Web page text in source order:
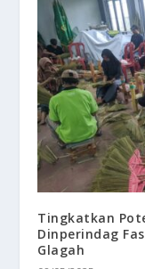
Tingkatkan
Dinperindag
Glagah